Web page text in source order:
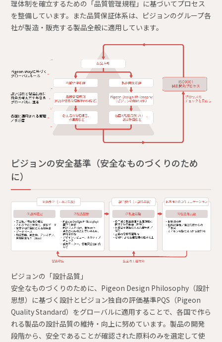
理体制を確立するための「品質管理規程」に基づいてプロセス
を整備しています。また品質保証体系は、ピジョンのグループ各
社が製造・販売する製品全般に適用しています。
ピジョンの安全基準（安全なものづくりのため
に）
ピジョンの「設計品質」
安全なものづくりのために、Pigeon Design Philosophy（設計
思想）に基づく設計とピジョン独自の評価基準PQS（Pigeon
Quality Standard）をグローバルに適用することで、各国で作ら
れる製品の設計品質の維持・向上に努めています。製品の開発
段階から、安全であることが確認された原料のみを選定して使